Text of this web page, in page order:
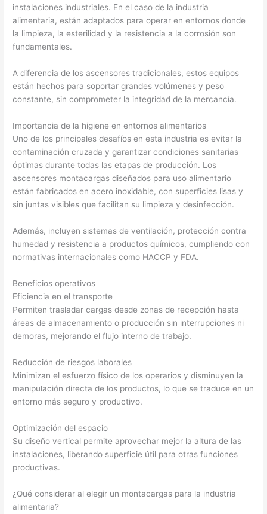
instalaciones industriales. En el caso de la industria
alimentaria, están adaptados para operar en entornos donde
la limpieza, la esterilidad y la resistencia a la corrosión son
fundamentales.
A diferencia de los ascensores tradicionales, estos equipos
están hechos para soportar grandes volúmenes y peso
constante, sin comprometer la integridad de la mercancía.
Importancia de la higiene en entornos alimentarios
Uno de los principales desafíos en esta industria es evitar la
contaminación cruzada y garantizar condiciones sanitarias
óptimas durante todas las etapas de producción. Los
ascensores montacargas diseñados para uso alimentario
están fabricados en acero inoxidable, con superficies lisas y
sin juntas visibles que facilitan su limpieza y desinfección.
Además, incluyen sistemas de ventilación, protección contra
humedad y resistencia a productos químicos, cumpliendo con
normativas internacionales como HACCP y FDA.
Beneficios operativos
Eficiencia en el transporte
Permiten trasladar cargas desde zonas de recepción hasta
áreas de almacenamiento o producción sin interrupciones ni
demoras, mejorando el flujo interno de trabajo.
Reducción de riesgos laborales
Minimizan el esfuerzo físico de los operarios y disminuyen la
manipulación directa de los productos, lo que se traduce en un
entorno más seguro y productivo.
Optimización del espacio
Su diseño vertical permite aprovechar mejor la altura de las
instalaciones, liberando superficie útil para otras funciones
productivas.
¿Qué considerar al elegir un montacargas para la industria
alimentaria?